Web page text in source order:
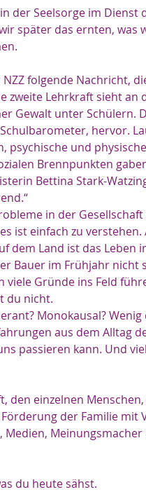
der Seelsorge im
später das ernten,
folgende Nachricht,
zweite Lehrkraft sieht
Gewalt unter Schülern.
hervor.
psychische und
Brennpunkten
Bettina Stark-
in der
ist einfach zu
dem Land ist das
Bauer im Frühjahr nicht
viele Gründe ins Feld
du nicht.
Monokausal?
aus dem Alltag
passieren kann. Und
den einzelnen
der Familie
Medien,
du heute sähst.